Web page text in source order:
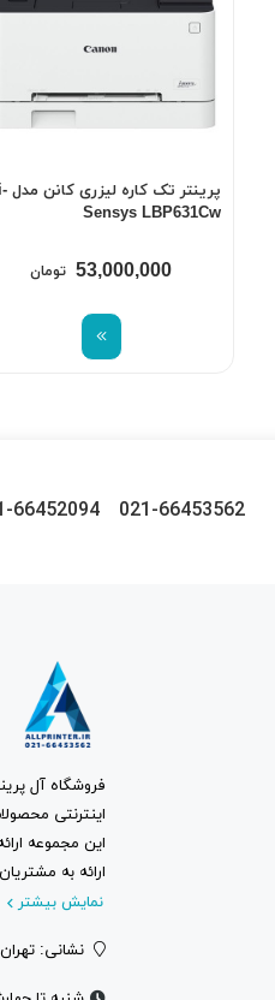
پرینتر تک کاره لیزری کانن مدل i-
Sensys LBP631Cw
53,000,000 تومان
021-66453562
66452094
فروشگاه آل
اینترنتی
این مجموعه
ارائه به
نمایش بیشتر
نشانی: